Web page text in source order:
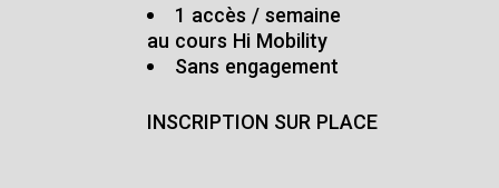
1 accès / semaine
au cours Hi Mobility
Sans engagement
INSCRIPTION SUR PLACE